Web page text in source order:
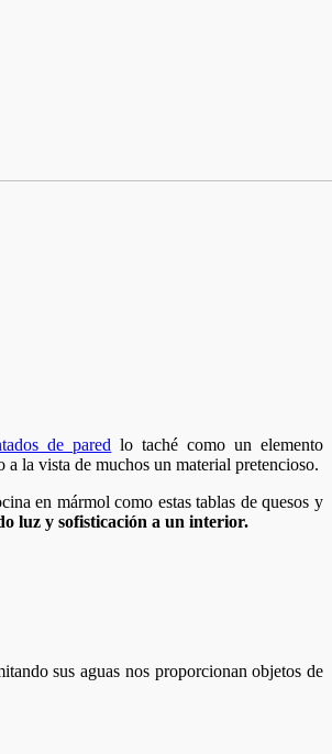
de pared lo taché como un elemento
a la vista de muchos un material pretencioso.
en mármol como estas tablas de quesos y
luz y sofisticación a un interior.
sus aguas nos proporcionan objetos de